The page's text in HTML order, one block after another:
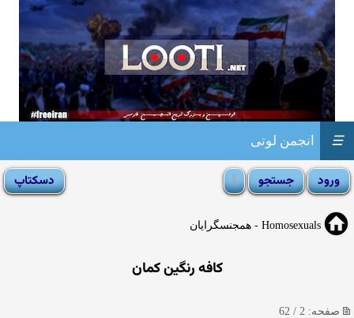
انجمن لوتی ☰
Homosexuals - همجنسگرایان
کافه رنگین کمان
صفحه: 2 / 62